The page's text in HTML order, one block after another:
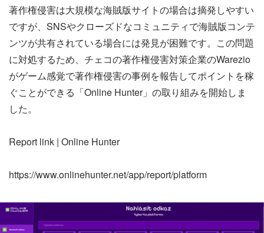
著作権侵害は大規模な海賊版サイトの場合は摘発しやすい
ですが、SNSやクローズドなコミュニティで海賊版コンテ
ンツが共有されている場合には発見が困難です。この問題
に対処するため、チェコの著作権侵害対策企業のWarezio
がゲーム感覚で著作権侵害の事例を報告してポイントを稼
ぐことができる「Online Hunter」の取り組みを開始しま
した。
Report link | Online Hunter
https://www.onlinehunter.net/app/report/platform